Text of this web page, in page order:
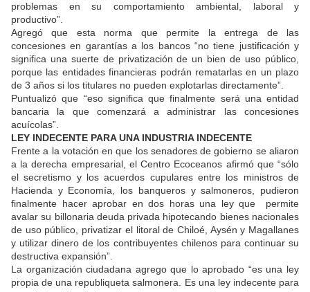
problemas en su comportamiento ambiental, laboral y
productivo”.
Agregó que esta norma que permite la entrega de las
concesiones en garantías a los bancos “no tiene justificación y
significa una suerte de privatización de un bien de uso público,
porque las entidades financieras podrán rematarlas en un plazo
de 3 años si los titulares no pueden explotarlas directamente”.
Puntualizó que “eso significa que finalmente será una entidad
bancaria la que comenzará a administrar las concesiones
acuícolas”.
LEY INDECENTE PARA UNA INDUSTRIA INDECENTE
Frente a la votación en que los senadores de gobierno se aliaron
a la derecha empresarial, el Centro Ecoceanos afirmó que “sólo
el secretismo y los acuerdos cupulares entre los ministros de
Hacienda y Economía, los banqueros y salmoneros, pudieron
finalmente hacer aprobar en dos horas una ley que permite
avalar su billonaria deuda privada hipotecando bienes nacionales
de uso público, privatizar el litoral de Chiloé, Aysén y Magallanes
y utilizar dinero de los contribuyentes chilenos para continuar su
destructiva expansión”.
La organización ciudadana agrego que lo aprobado “es una ley
propia de una republiqueta salmonera. Es una ley indecente para